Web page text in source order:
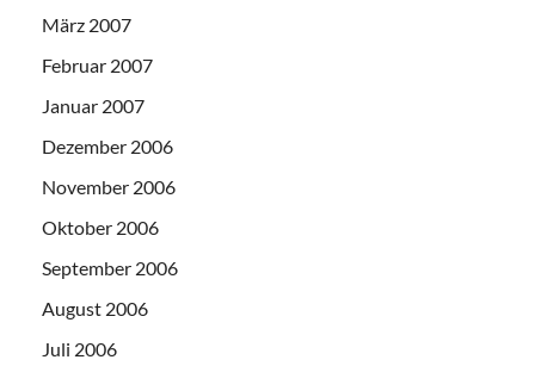
März 2007
Februar 2007
Januar 2007
Dezember 2006
November 2006
Oktober 2006
September 2006
August 2006
Juli 2006